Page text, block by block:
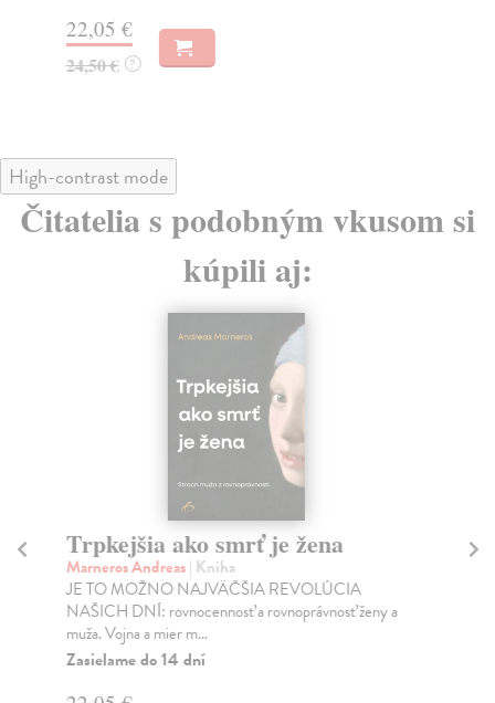
22,05 €
24,50 € ?
High-contrast mode
Čitatelia s podobným vkusom si
kúpili aj:
Trpkejšia ako smrť je žena
Marneros Andreas| Kniha
JE TO MOŽNO NAJVÄČŠIA REVOLÚCIA
NAŠICH DNÍ: rovnocennosť a rovnoprávnosť ženy a
muža. Vojna a mier m...
Zasielame do 14 dní